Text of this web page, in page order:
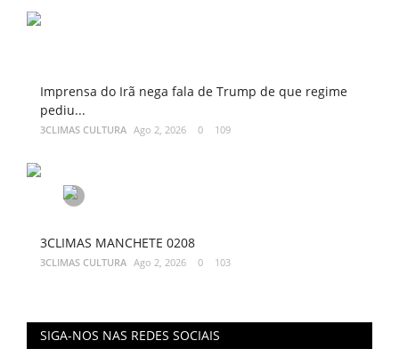
Imprensa do Irã nega fala de Trump de que regime
pediu...
3CLIMAS CULTURA Ago 2, 2026 0 109
3CLIMAS MANCHETE 0208
3CLIMAS CULTURA Ago 2, 2026 0 103
SIGA-NOS NAS REDES SOCIAIS